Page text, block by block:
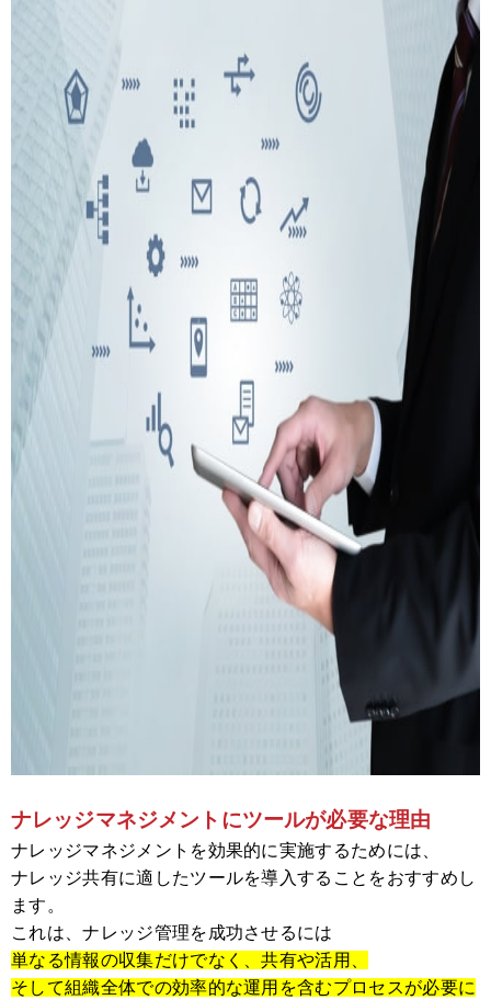
ナレッジマネジメントにツールが必要な理由
ナレッジマネジメントを効果的に実施するためには、
ナレッジ共有に適したツールを導入することをおすすめし
ます。
これは、ナレッジ管理を成功させるには
単なる情報の収集だけでなく、共有や活用、
そして組織全体での効率的な運用を含むプロセスが必要に